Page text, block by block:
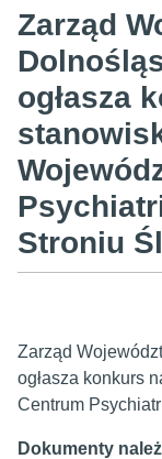
Zarząd
ogłasza
Stroniu
Zarząd
ogłasza konkurs
Centrum
Dokumenty